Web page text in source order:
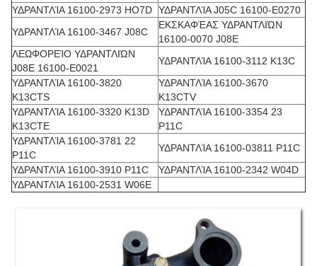
ΥΔΡΑΝΤΛΊΑ 16100-2973 HO7D ΥΔΡΑΝΤΛΊΑ J05C 16100-E0270
ΥΔΡΑΝΤΛΊΑ 16100-3467 J08C
ΕΚΣΚΑΦΈΑΣ ΥΔΡΑΝΤΛΙΏΝ
16100-0070 J08E
ΛΕΩΦΟΡΕΊΟ ΥΔΡΑΝΤΛΙΏΝ
J08E 16100-E0021
ΥΔΡΑΝΤΛΊΑ 16100-3112 K13C
ΥΔΡΑΝΤΛΊΑ 16100-3820
K13CTS
ΥΔΡΑΝΤΛΊΑ 16100-3670
K13CTV
ΥΔΡΑΝΤΛΊΑ 16100-3320 K13D
K13CTE
ΥΔΡΑΝΤΛΊΑ 16100-3354 23
P11C
ΥΔΡΑΝΤΛΊΑ 16100-3781 22
P11C
ΥΔΡΑΝΤΛΊΑ 16100-03811 P11C
ΥΔΡΑΝΤΛΊΑ 16100-3910 P11C
ΥΔΡΑΝΤΛΊΑ 16100-2342 W04D
ΥΔΡΑΝΤΛΊΑ 16100-2531 W06E